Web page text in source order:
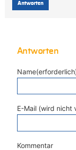
Antworten
Antworten
E-Mail (wird nicht
Kommentar